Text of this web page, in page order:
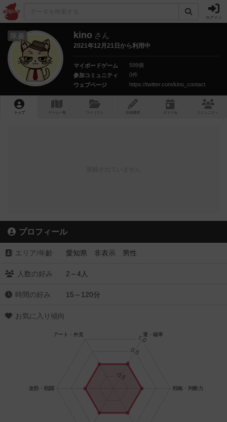
ログイン
隊長 kino さん
2021年12月21日から利用中
マイボードゲーム
599個
参加コミュニティ
0件
ウェブページ
https://twitter.com/kino_contact
トップ ゲーム一覧 マイリスト 投稿履歴 ボ ドゲ コミュニティ
プロフィール
エリア/年齡 愛知県 非表示 男性
人数の好み 2～4人
時間の好み 15～120分
お気に入り傾向